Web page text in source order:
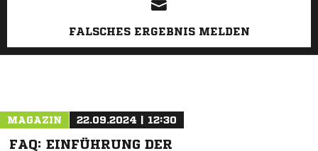
FALSCHES ERGEBNIS MELDEN
MAGAZIN 22.09.2024 | 12:30
FAQ: EINFÜHRUNG DER